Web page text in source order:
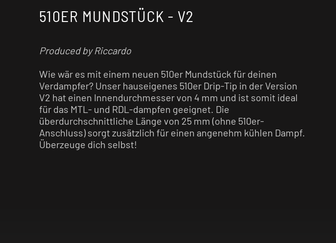
510ER MUNDSTÜCK - V2
Produced by Riccardo
Wie wär es mit einem neuen 510er Mundstück für deinen
Verdampfer? Unser hauseigenes 510er Drip-Tip in der Version
V2 hat einen Innendurchmesser von 4 mm und ist somit ideal
für das MTL- und RDL-dampfen geeignet. Die
überdurchschnittliche Länge von 25 mm (ohne 510er-
Anschluss) sorgt zusätzlich für einen angenehm kühlen Dampf.
Überzeuge dich selbst!